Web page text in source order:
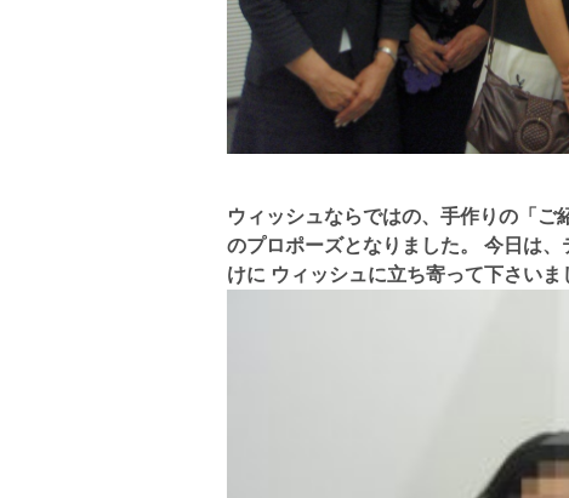
ウィッシュならではの、手作りの「
のプロポーズとなりました。 今日は
けに ウィッシュに立ち寄って下さいま